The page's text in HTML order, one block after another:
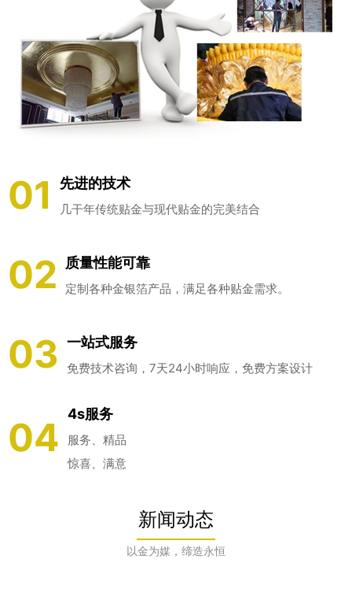
01 先进的技术
几干年传统贴金与现代贴金的完美结合
02 质量性能可靠
定制各种金银箔产品，满足各种贴金需求。
03 一站式服务
免费技术咨询，7天24小时响应，免费方案设计
04
4s服务
服务、精品
惊喜、满意
新闻动态
以金为媒，缔造永恒